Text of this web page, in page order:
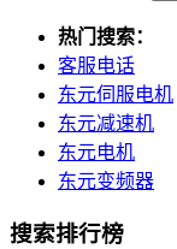
热门搜索：
客服电话
东元伺服电机
东元减速机
东元电机
东元变频器
搜索排行榜